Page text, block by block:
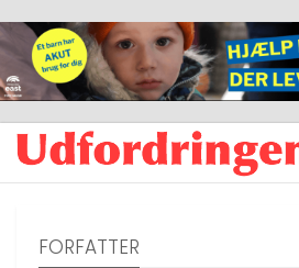
FORFATTER